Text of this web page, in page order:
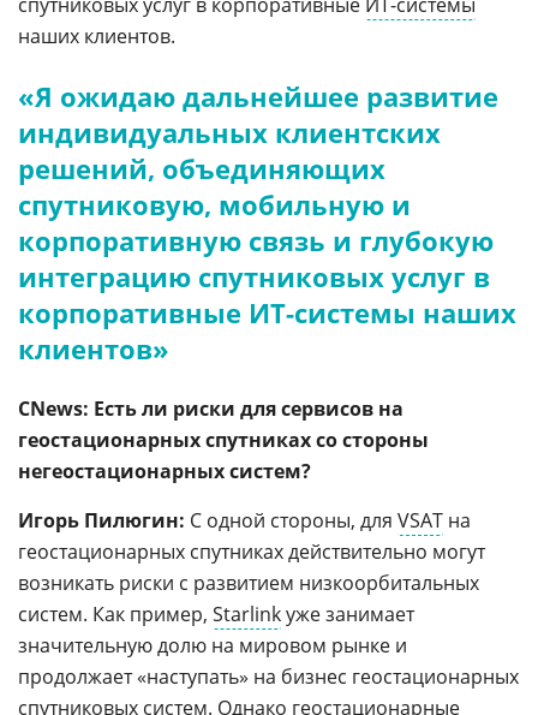
наших клиентов.
«Я ожидаю дальнейшее развитие
индивидуальных клиентских
решений, объединяющих
спутниковую, мобильную и
корпоративную связь и глубокую
интеграцию спутниковых услуг в
корпоративные ИТ-системы наших
клиентов»
CNews: Есть ли риски для сервисов на
геостационарных спутниках со стороны
негеостационарных систем?
Игорь Пилюгин: С одной стороны, для VSAT на
геостационарных спутниках действительно могут
возникать риски с развитием низкоорбитальных
систем. Как пример, Starlinkуже занимает
значительную долю на мировом рынке и
продолжает «наступать» на бизнес геостационарных
спутниковых систем. Однако геостационарные